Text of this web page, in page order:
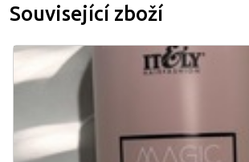
Související zboží